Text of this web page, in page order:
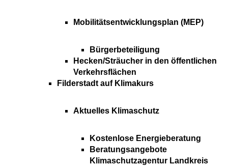
Mobilitätsentwicklungsplan (MEP)
Bürgerbeteiligung
Hecken/Sträucher in den öffentlichen
Verkehrsflächen
Filderstadt auf Klimakurs
Aktuelles Klimaschutz
Kostenlose Energieberatung
Beratungsangebote
Klimaschutzagentur Landkreis